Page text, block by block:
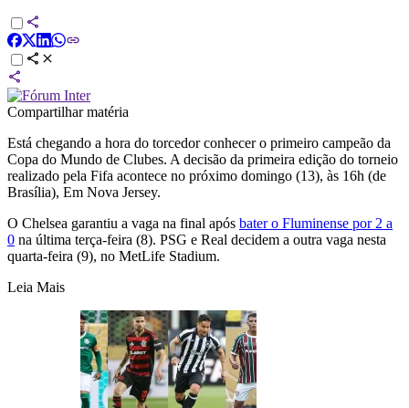
Compartilhar matéria
Está chegando a hora do torcedor conhecer o primeiro campeão da
Copa do Mundo de Clubes. A decisão da primeira edição do torneio
realizado pela Fifa acontece no próximo domingo (13), às 16h (de
Brasília), Em Nova Jersey.
O Chelsea garantiu a vaga na final após bater o Fluminense por 2 a
0 na última terça-feira (8). PSG e Real decidem a outra vaga nesta
quarta-feira (9), no MetLife Stadium.
Leia Mais